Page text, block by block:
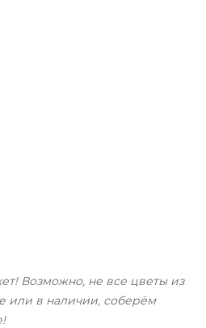
Возможно, не все цветы из
или в наличии, соберём